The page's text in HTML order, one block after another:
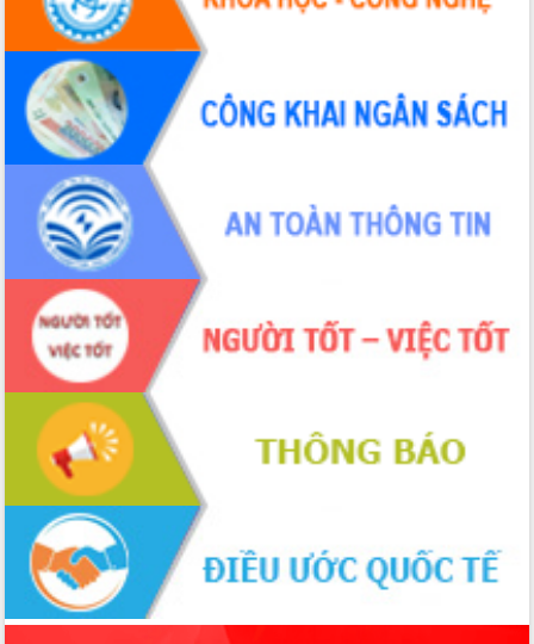
sau thiên tai
Tập trung nâng cao chất lượng, tổ
chức sản xuất sầu riêng theo hướng
bền vững
Đẩy nhanh công tác khắc phục, ổn
định đời sống Nhân dân sau bão số 13
Bí thư Tỉnh ủy Lương Nguyễn Minh
Triết dự Ngày hội đại đoàn kết tại
Buôn Đăk Tuôr, xã Cư Pui
Khởi công xây dựng Trường Phổ thông
nội trú liên cấp tiểu học và THCS xã Ia
Rvê
Phó Thủ tướng Chính phủ Mai Văn
Chính chia sẻ, động viên người dân
chịu ảnh hưởng nặng từ bão số 13
Chủ tịch UBND tỉnh kiểm tra công tác
phòng, chống bão số 13 tại các địa
bàn xung yếu
Tập trung đẩy nhanh giải ngân nguồn
vốn các chương trình mục tiêu quốc
gia
Xã Ea H'leo giữ vững và nâng cao chất
lượng các tiêu chí nông thôn mới
Công bố quyết định của Ban Thường